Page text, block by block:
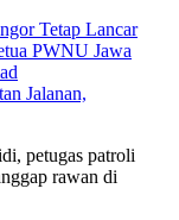
Tetap Lancar
PWNU Jawa
Jalanan,
petugas patroli
rawan di